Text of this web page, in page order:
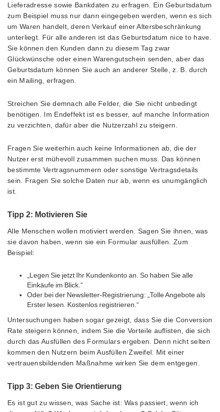
Lieferadresse sowie Bankdaten zu erfragen. Ein Geburtsdatum
zum Beispiel muss nur dann eingegeben werden, wenn es sich
um Waren handelt, deren Verkauf einer Altersbeschränkung
unterliegt. Für alle anderen ist das Geburtsdatum nice to have.
Sie können den Kunden dann zu diesem Tag zwar
Glückwünsche oder einen Warengutschein senden, aber das
Geburtsdatum können Sie auch an anderer Stelle, z. B. durch
ein Mailing, erfragen.
Streichen Sie demnach alle Felder, die Sie nicht unbedingt
benötigen. Im Endeffekt ist es besser, auf manche Information
zu verzichten, dafür aber die Nutzerzahl zu steigern.
Fragen Sie weiterhin auch keine Informationen ab, die der
Nutzer erst mühevoll zusammen suchen muss. Das können
bestimmte Vertragsnummern oder sonstige Vertragsdetails
sein. Fragen Sie solche Daten nur ab, wenn es unumgänglich
ist.
Tipp 2: Motivieren Sie
Alle Menschen wollen motiviert werden. Sagen Sie ihnen, was
sie davon haben, wenn sie ein Formular ausfüllen. Zum
Beispiel:
„Legen Sie jetzt Ihr Kundenkonto an. So haben Sie alle
Einkäufe im Blick.“
Oder bei der Newsletter-Registrierung: „Tolle Angebote als
Erster lesen. Kostenlos registrieren.“
Untersuchungen haben sogar gezeigt, dass Sie die Conversion
Rate steigern können, indem Sie die Vorteile auflisten, die sich
durch das Ausfüllen des Formulars ergeben. Denn nicht selten
kommen den Nutzern beim Ausfüllen Zweifel. Mit einer
vertrauensbildenden Maßnahme wirken Sie dem entgegen.
Tipp 3: Geben Sie Orientierung
Es ist gut zu wissen, was Sache ist: Was passiert, wenn ich